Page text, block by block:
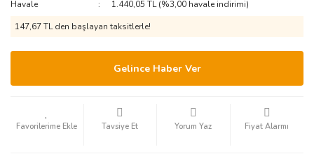
Havale
1.440,05 TL (%3,00 havale indirimi)
147,67 TL den başlayan taksitlerle!
Gelince Haber Ver
Tavsiye Et Yorum Yaz Fiyat Alarmı